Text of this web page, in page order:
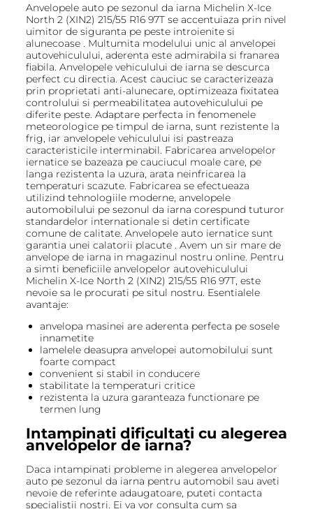
Anvelopele auto pe sezonul da iarna Michelin X-Ice
North 2 (XIN2) 215/55 R16 97T se accentuiaza prin nivel
uimitor de siguranta pe peste introienite si
alunecoase . Multumita modelului unic al anvelopei
autovehiculului, aderenta este admirabila si franarea
fiabila. Anvelopele vehiculului de iarna se descurca
perfect cu directia. Acest cauciuc se caracterizeaza
prin proprietati anti-alunecare, optimizeaza fixitatea
controlului si permeabilitatea autovehiculului pe
diferite peste. Adaptare perfecta in fenomenele
meteorologice pe timpul de iarna, sunt rezistente la
frig, iar anvelopele vehiculului isi pastreaza
caracteristicile interminabil. Fabricarea anvelopelor
iernatice se bazeaza pe cauciucul moale care, pe
langa rezistenta la uzura, arata neinfricarea la
temperaturi scazute. Fabricarea se efectueaza
utilizind tehnologiile moderne, anvelopele
automobilului pe sezonul da iarna corespund tuturor
standardelor internationale si detin certificate
comune de calitate. Anvelopele auto iernatice sunt
garantia unei calatorii placute . Avem un sir mare de
anvelope de iarna in magazinul nostru online. Pentru
a simti beneficiile anvelopelor autovehiculului
Michelin X-Ice North 2 (XIN2) 215/55 R16 97T, este
nevoie sa le procurati pe situl nostru. Esentialele
avantaje:
anvelopa masinei are aderenta perfecta pe sosele
innametite
lamelele deasupra anvelopei automobilului sunt
foarte compact
convenient si stabil in conducere
stabilitate la temperaturi critice
rezistenta la uzura garanteaza functionare pe
termen lung
Intampinati dificultati cu alegerea
anvelopelor de iarna?
Daca intampinati probleme in alegerea anvelopelor
auto pe sezonul da iarna pentru automobil sau aveti
nevoie de referinte adaugatoare, puteti contacta
specialistii nostri. Ei va vor consulta cum sa